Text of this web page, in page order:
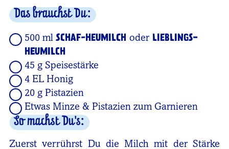
Das brauchst Du:
500 ml SCHAF-HEUMILCH oder LIEBLINGS-
HEUMILCH
45 g Speisestärke
4 EL Honig
20 g Pistazien
Etwas Minze & Pistazien zum Garnieren
So machst Du's:
Zuerst verrührst Du die Milch mit der Stärke